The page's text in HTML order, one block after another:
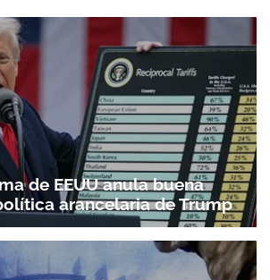
de EEUU anula buena
arancelaria de Trump